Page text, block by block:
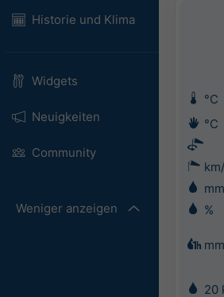
Historie und Klima
Widgets
Neuigkeiten
Community
Weniger anzeigen
°C
°C
mm
%
mm
20